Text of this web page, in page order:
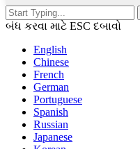
બંધ કરવા માટે ESC દબાવો
English
Chinese
French
German
Portuguese
Spanish
Russian
Japanese